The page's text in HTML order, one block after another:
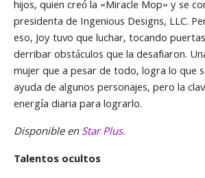
hijos, quien creó la «Miracle Mop» y se
presidenta de Ingenious Designs, LLC.
eso, Joy tuvo que luchar, tocando
derribar obstáculos que la desafiaron.
mujer que a pesar de todo, logra lo que
ayuda de algunos personajes, pero la
energía diaria para lograrlo.
Disponible enStar Plus.
Talentos ocultos